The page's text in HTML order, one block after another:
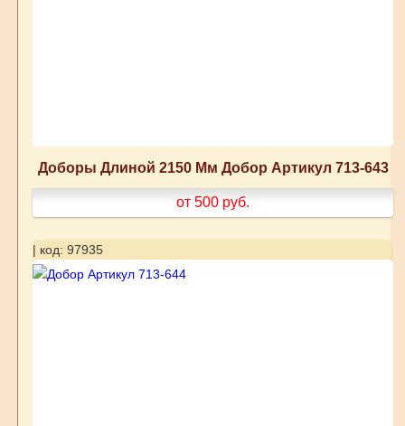
Доборы Длиной 2150 Мм Добор Артикул 713-643
от 500 руб.
| код: 97935